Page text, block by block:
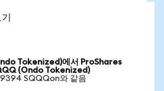
Tokenized)에서 ProShares
(Ondo Tokenized)
SQQQon와 같음